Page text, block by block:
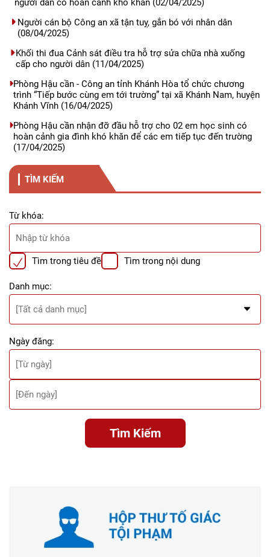
người dân có hoàn cảnh khó khăn (02/04/2025)
Người cán bộ Công an xã tận tuỵ, gắn bó với nhân dân
(08/04/2025)
Khối thi đua Cảnh sát điều tra hỗ trợ sửa chữa nhà xuống
cấp cho người dân(11/04/2025)
Phòng Hậu cần - Công an tỉnh Khánh Hòa tổ chức chương
trình “Tiếp bước cùng em tới trường” tại xã Khánh Nam, huyện
Khánh Vĩnh(16/04/2025)
Phòng Hậu cần nhận đỡ đầu hỗ trợ cho 02 em học sinh có
hoàn cảnh gia đình khó khăn để các em tiếp tục đến trường
(17/04/2025)
TÌM KIẾM
Từ khóa:
Tìm trong tiêu đề Tìm trong nội dung
Danh mục:
Ngày đăng:
Tìm Kiếm